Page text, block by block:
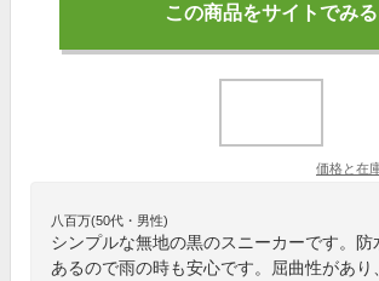
この商品をサイトでみる
価格と在
八百万(50代・男性)
シンプルな無地の黒のスニーカーです。防
あるので雨の時も安心です。屈曲性があり